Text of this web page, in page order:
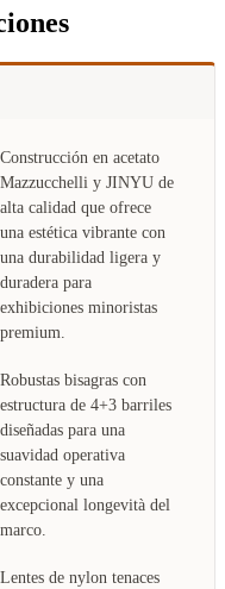
Construcción en acetato
Mazzucchelli y JINYU de
alta calidad que ofrece
una estética vibrante con
una durabilidad ligera y
duradera para
exhibiciones minoristas
premium.
Robustas bisagras con
estructura de 4+3 barriles
diseñadas para una
suavidad operativa
constante y una
excepcional longevità del
marco.
Lentes de nylon tenaces